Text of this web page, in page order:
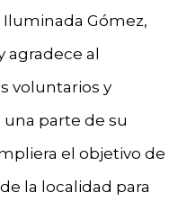
Iluminada Gómez,
agradece al
voluntarios y
parte de su
el objetivo de
la localidad para